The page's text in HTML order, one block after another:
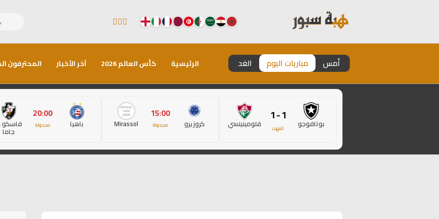
أمس مباريات اليوم الغد الرئيسية كأس العالم 2026 آخر الأخبار المحترفون
بوتافوجو 1 - 1
انتهت فلومينينسي كروزيرو
15:00
مجدولة Mirassol باهيا
20:00
مجدولة فاسكو
جاما